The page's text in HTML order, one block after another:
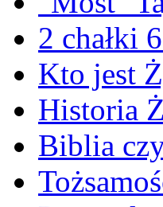
2 chałki
Kto jest
Historia
Biblia